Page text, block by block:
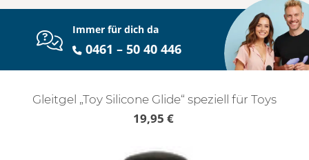
Immer für dich da
0461 – 50 40 446
Gleitgel „Toy Silicone Glide“ speziell für Toys
19,95 €